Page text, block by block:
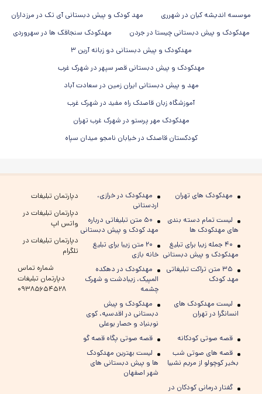
موسسه اندیشه کیان در شهرری
مهد کودک و پیش دبستانی آی تک در مرزداران
مهدکودک و پیش دبستانی چیستا در جردن
مهدکودک سنجاقک ها در سهروردی
مهدکودک و پیش دبستانی دو زبانه آرین ۳
مهدکودک و پیش دبستانی قصر سپهر در شهرک غرب
مهد و پیش دبستانی ایران زمین در سعادت آباد
آموزشگاه زبان قاصدک راه مفید در شهرک غرب
مهدکودک مهر پرستو در شهرک غرب تهران
کودکستان قاصدک در خیابان نامجو میدان سپاه
مهدکودک های تهران
مهدکودک در خرازی،
اردستانی
لیست تمام دسته بندی
های مهدکودک ها
۵۰ متن تبلیغاتی درباره
مهد کودک و پیش دبستانی
۴۰ جمله زیبا برای تبلیغ
مهدکودک و پیش دبستانی
۲۰ متن زیبا برای تبلیغ
خانه بازی
۳۵ متن تراکت تبلیغاتی
مهد کودک
مهدکودک در دهکده
المپیک، زیبادشت و شهرک
چشمه
لیست مهدکودک های
انسانگرا در تهران
مهدکودک و پیش
دبستانی در اقدسیه، کوی
نوبنیاد و حصار بوعلی
قصه صوتی کودکانه
قصه صوتی پگاه قصه گو
قصه های صوتی شب
بخیر کوچولو از مریم نشیبا
لیست بهترین مهدکودک
ها و پیش دبستانی های
شهر اصفهان
گفتار درمانی کودکان در
دپارتمان تبلیغات
دپارتمان تبلیغات در
واتس اپ
دپارتمان تبلیغات در
تلگرام
شماره تماس
دپارتمان تبلیغات
۰۹۳۸۵۶۵۴۵۲۸